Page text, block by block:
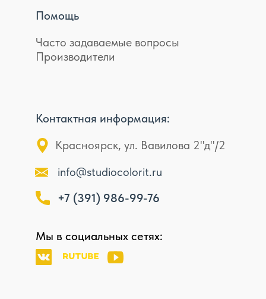
Помощь
Часто задаваемые вопросы
Производители
Контактная информация:
Красноярск, ул. Вавилова 2"д"/2
info@studiocolorit.ru
+7 (391) 986-99-76
Мы в социальных сетях: